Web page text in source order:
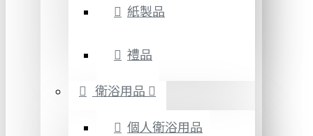
紙製品
禮品
衛浴用品
個人衛浴用品